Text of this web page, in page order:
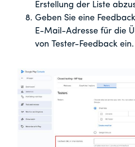
Erstellung der Liste
Geben Sie eine
E-Mail-Adresse für die
von Tester-Feedback ein.